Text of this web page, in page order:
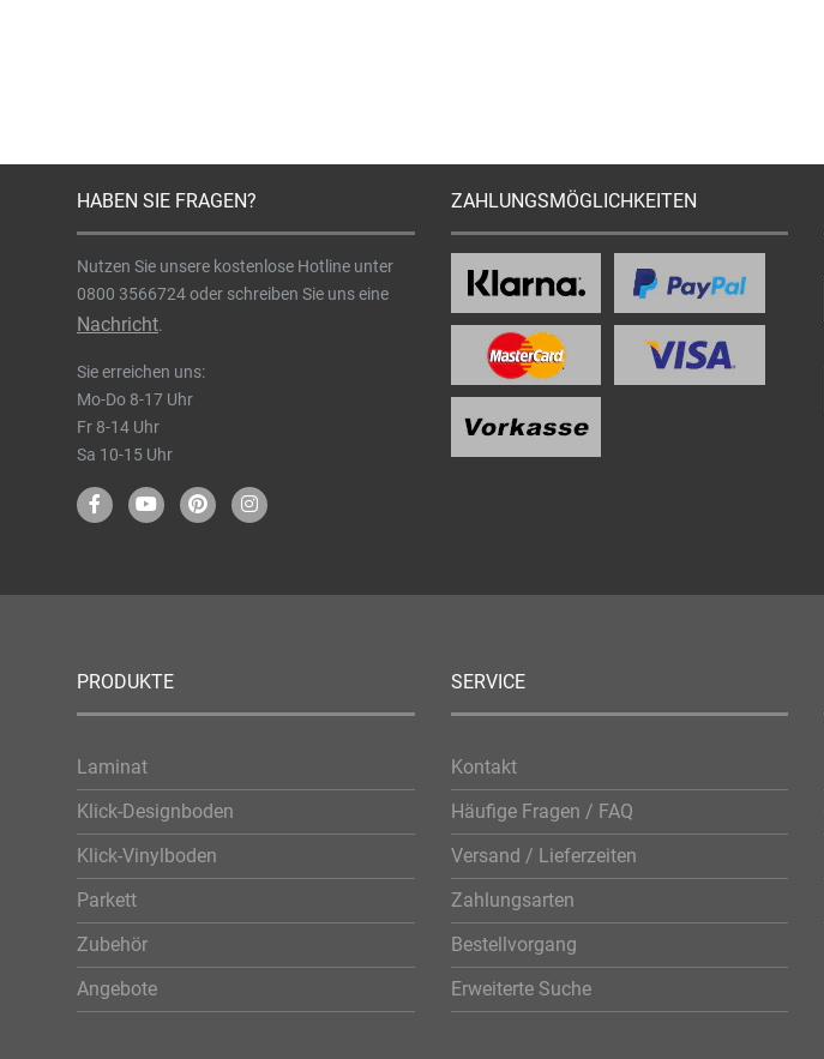
HABEN SIE FRAGEN?
Nutzen Sie unsere kostenlose Hotline unter
0800 3566724oder schreiben Sie uns eine
Nachricht.
Sie erreichen uns:
Mo-Do 8-17 Uhr
Fr 8-14 Uhr
Sa 10-15 Uhr
ZAHLUNGSMÖGLICHKEITEN
PRODUKTE
Laminat
Klick-Designboden
Klick-Vinylboden
Parkett
Zubehör
Angebote
SERVICE
Kontakt
Häufige Fragen / FAQ
Versand / Lieferzeiten
Zahlungsarten
Bestellvorgang
Erweiterte Suche